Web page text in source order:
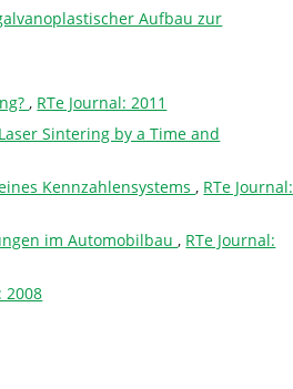
Aufbau zur
, RTe Journal: 2011
Sintering by a Time and
Kennzahlensystems, RTe Journal:
im Automobilbau, RTe Journal:
2008